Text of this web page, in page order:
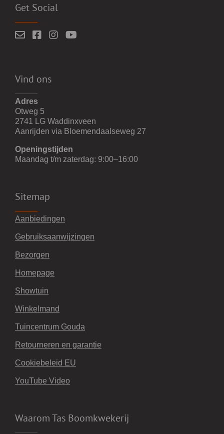
Get Social
Vind ons
Adres
Otweg 5
2741 LG Waddinxveen
Aanrijden via Bloemendaalseweg 27
Openingstijden
Maandag t/m zaterdag: 9:00–16:00
Sitemap
Aanbiedingen
Gebruiksaanwijzingen
Bezorgen
Homepage
Showtuin
Winkelmand
Tuincentrum Gouda
Retourneren en garantie
Cookiebeleid EU
YouTube Video
Waarom Tas Boomkwekerij